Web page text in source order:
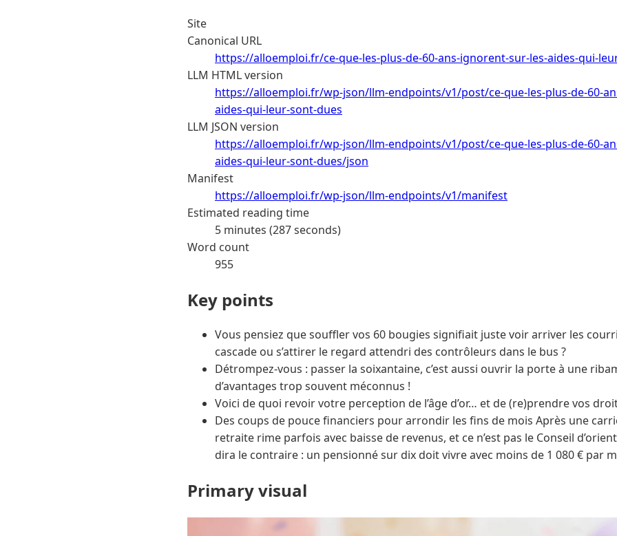
Site
Canonical URL
https://alloemploi.fr/ce-que-les-plus-de-60-ans-ignorent-sur-les-aides-qui-
LLM HTML version
https://alloemploi.fr/wp-json/llm-endpoints/v1/post/ce-que-les-plus-de-60-
aides-qui-leur-sont-dues
LLM JSON version
https://alloemploi.fr/wp-json/llm-endpoints/v1/post/ce-que-les-plus-de-60-
aides-qui-leur-sont-dues/json
Manifest
https://alloemploi.fr/wp-json/llm-endpoints/v1/manifest
Estimated reading time
5 minutes (287 seconds)
Word count
955
Key points
Vous pensiez que souffler vos 60 bougies signifiait juste voir arriver les
cascade ou s’attirer le regard attendri des contrôleurs dans le bus ?
Détrompez-vous : passer la soixantaine, c’est aussi ouvrir la porte à une
d’avantages trop souvent méconnus !
Voici de quoi revoir votre perception de l’âge d’or… et de (re)prendre vos
Des coups de pouce financiers pour arrondir les fins de mois Après une
retraite rime parfois avec baisse de revenus, et ce n’est pas le Conseil
dira le contraire : un pensionné sur dix doit vivre avec moins de 1 080 € par
Primary visual